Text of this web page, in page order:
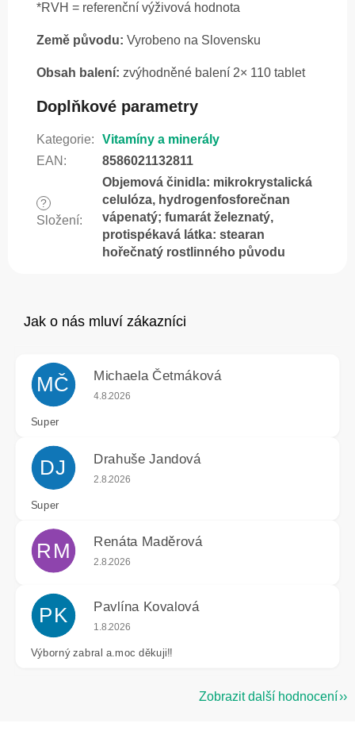
*RVH = referenční výživová hodnota
Země původu: Vyrobeno na Slovensku
Obsah balení: zvýhodněné balení 2× 110 tablet
Doplňkové parametry
Kategorie:
Vitamíny a minerály
EAN : 8586021132811
?
Složení:
Objemová činidla: mikrokrystalická
celulóza, hydrogenfosforečnan
vápenatý; fumarát železnatý,
protispékavá látka: stearan
hořečnatý rostlinného původu
MČ Michaela Četmáková
Hodnocení obchodu je 5 z 5 hvězdiček.
4.8.2026
Super
DJ Drahuše Jandová
Hodnocení obchodu je 5 z 5 hvězdiček.
2.8.2026
Super
RM Renáta Maděrová
Hodnocení obchodu je 5 z 5 hvězdiček.
2.8.2026
PK Pavlína Kovalová
Hodnocení obchodu je 5 z 5 hvězdiček.
1.8.2026
Výborný zabral a.moc děkuji!!
Zobrazit další hodnocení